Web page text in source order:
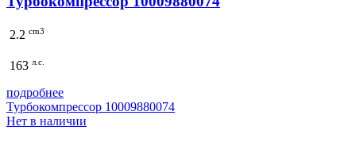
2.2 cm3
163 л.с.
подробнее
Турбокомпрессор 10009880074
Нет в наличии